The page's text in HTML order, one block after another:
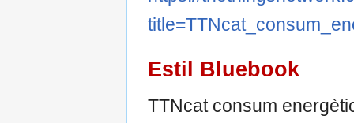
Estil Bluebook
TTNcat consum